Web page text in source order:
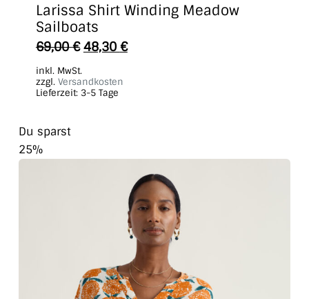
Larissa Shirt Winding Meadow
Sailboats
69,00€ 48,30 €
Optionen
können
auf
der
Produktseite
gewählt
werden
inkl. MwSt.
zzgl. Versandkosten
Lieferzeit: 3-5 Tage
Du sparst
25%